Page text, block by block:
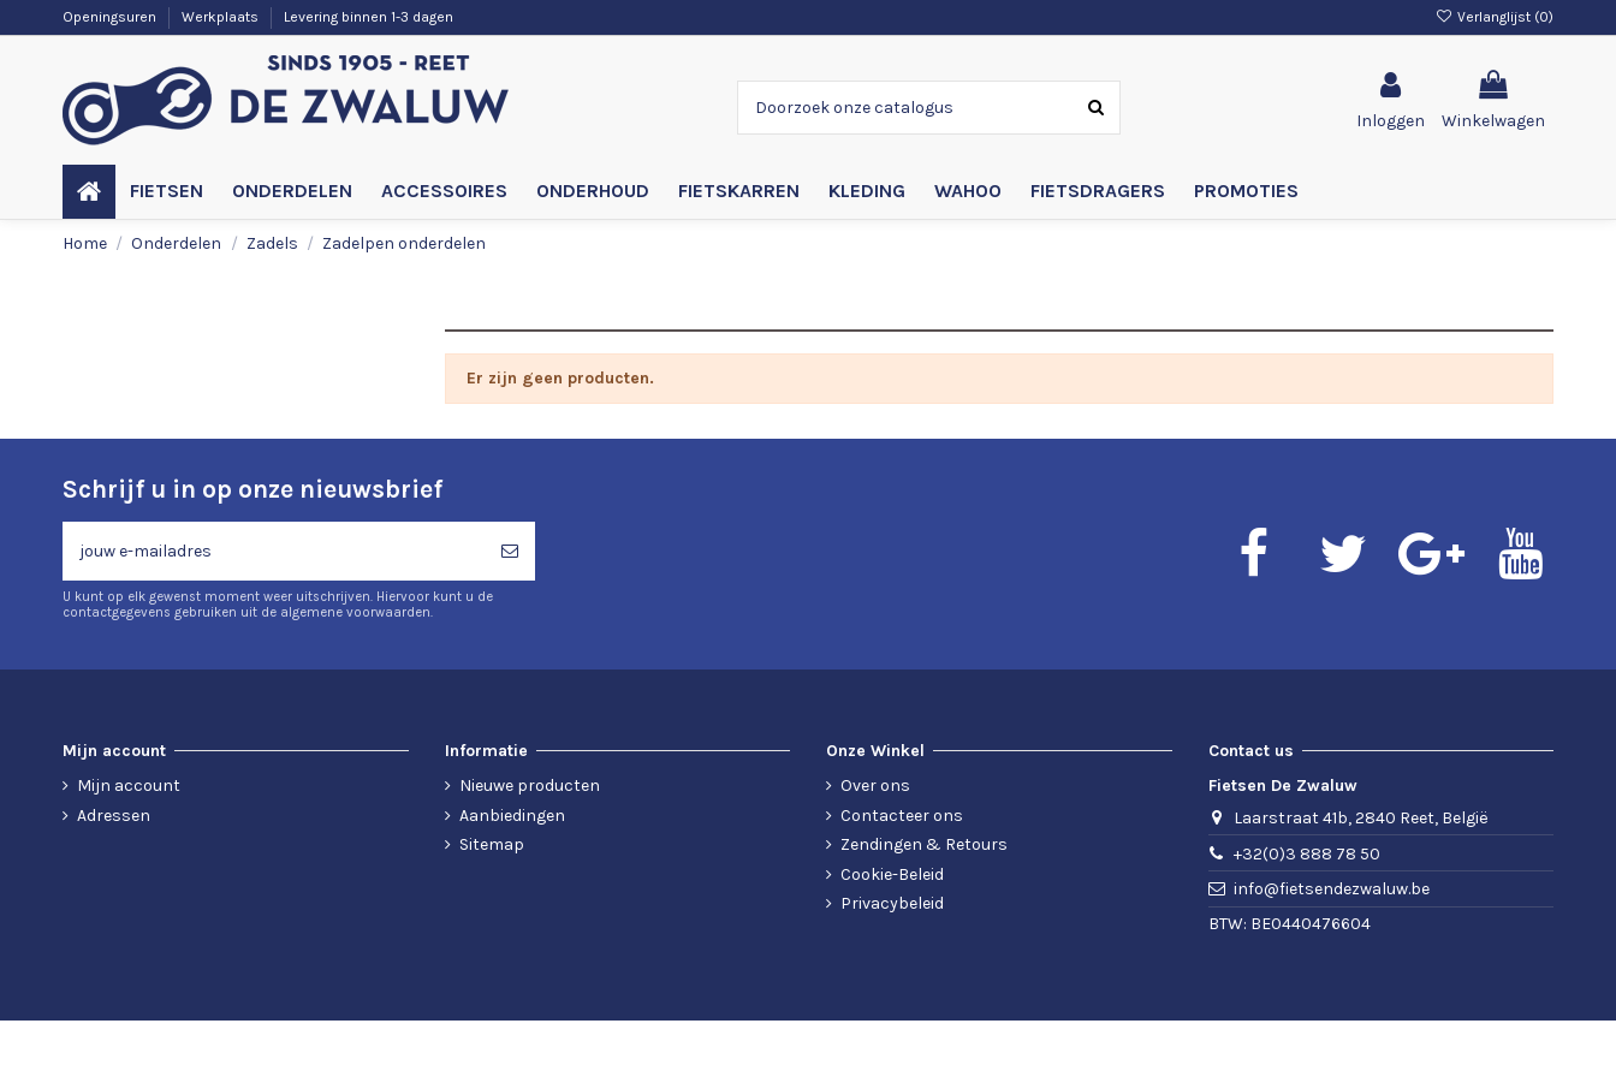
Openingsuren Werkplaats Levering binnen 1-3 dagen Verlanglijst (0)
Inloggen Winkelwagen
FIETSEN ONDERDELEN ACCESSOIRES ONDERHOUD FIETSKARREN KLEDING WAHOO FIETSDRAGERS PROMOTIES
Home Onderdelen Zadels Zadelpen onderdelen
Er zijn geen producten.
Schrijf u in op onze nieuwsbrief
U kunt op elk gewenst moment weer uitschrijven. Hiervoor kunt u de
contactgegevens gebruiken uit de algemene voorwaarden.
Mijn account
Mijn account
Adressen
Informatie
Nieuwe producten
Aanbiedingen
Sitemap
Onze Winkel
Over ons
Contacteer ons
Zendingen & Retours
Cookie-Beleid
Privacybeleid
Contact us
Fietsen De Zwaluw
Laarstraat 41b, 2840 Reet, België
+32(0)3 888 78 50
info@fietsendezwaluw.be
BTW: BE0440476604